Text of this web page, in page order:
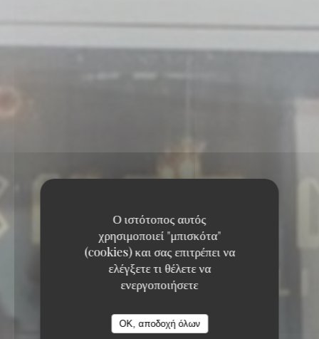
Ο ιστότοπος αυτός
χρησιμοποιεί "μπισκότα"
(cookies) και σας επιτρέπει να
ελέγξετε τι θέλετε να
ενεργοποιήσετε
OK, αποδοχή όλων